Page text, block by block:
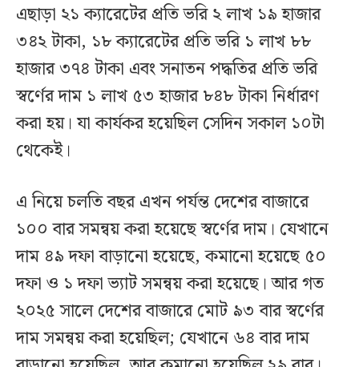
এছাড়া ২১ ক্যারেটের প্রতি ভরি ২ লাখ ১৯ হাজার
৩৪২ টাকা, ১৮ ক্যারেটের প্রতি ভরি ১ লাখ ৮৮
হাজার ৩৭৪ টাকা এবং সনাতন পদ্ধতির প্রতি ভরি
স্বর্ণের দাম ১ লাখ ৫৩ হাজার ৮৪৮ টাকা নির্ধারণ
করা হয়। যা কার্যকর হয়েছিল সেদিন সকাল ১০টা
থেকেই।
এ নিয়ে চলতি বছর এখন পর্যন্ত দেশের বাজারে
১০০ বার সমন্বয় করা হয়েছে স্বর্ণের দাম। যেখানে
দাম ৪৯ দফা বাড়ানো হয়েছে, কমানো হয়েছে ৫০
দফা ও ১ দফা ভ্যাট সমন্বয় করা হয়েছে। আর গত
২০২৫ সালে দেশের বাজারে মোট ৯৩ বার স্বর্ণের
দাম সমন্বয় করা হয়েছিল; যেখানে ৬৪ বার দাম